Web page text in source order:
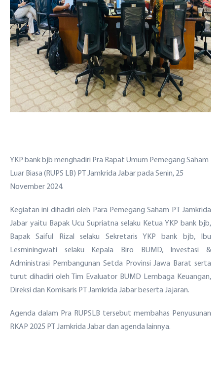
Sejarah YKP bank bjb
Visi Misi YKP bank bjb
Struktur Organisasi
Profil Manajemen
Layanan Kesehatan
Ambulans
Lahan Makam Keluarga bank bjb
Bantuan Sosial dan Keagamaan
Berita
Galeri
PT Artdeco Sejahtera Abadi
Daftar Rumah Sakit Rekanan Pensiunan bank bjb
YKP bank bjb menghadiri Pra Rapat Umum Pemegang Saham
Luar Biasa (RUPS LB) PT Jamkrida Jabar pada Senin, 25
November 2024.
Kegiatan ini dihadiri oleh Para Pemegang Saham PT Jamkrida
Jabar yaitu Bapak Ucu Supriatna selaku Ketua YKP bank bjb,
Bapak Saiful Rizal selaku Sekretaris YKP bank bjb, Ibu
Lesminingwati selaku Kepala Biro BUMD, Investasi &
Administrasi Pembangunan Setda Provinsi Jawa Barat serta
turut dihadiri oleh Tim Evaluator BUMD Lembaga Keuangan,
Direksi dan Komisaris PT Jamkrida Jabar beserta Jajaran.
Agenda dalam Pra RUPSLB tersebut membahas Penyusunan
RKAP 2025 PT Jamkrida Jabar dan agenda lainnya.